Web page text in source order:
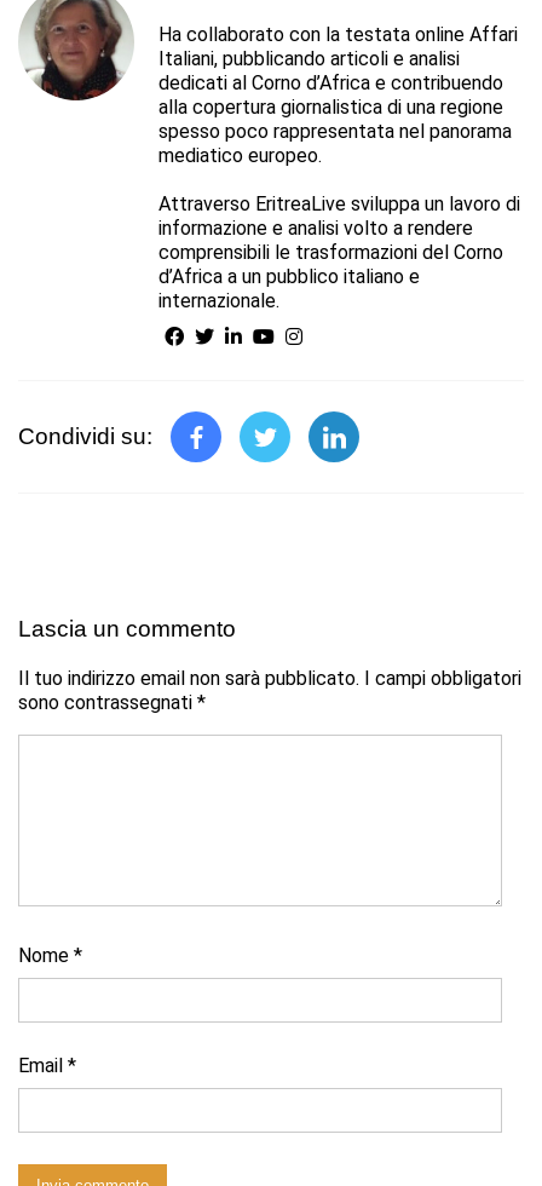
Ha collaborato con la testata online Affari
Italiani, pubblicando articoli e analisi
dedicati al Corno d’Africa e contribuendo
alla copertura giornalistica di una regione
spesso poco rappresentata nel panorama
mediatico europeo.
Attraverso EritreaLive sviluppa un lavoro di
informazione e analisi volto a rendere
comprensibili le trasformazioni del Corno
d’Africa a un pubblico italiano e
internazionale.
Condividi su:
Lascia un commento
Il tuo indirizzo email non sarà pubblicato. I campi obbligatori
sono contrassegnati *
Nome *
Email *